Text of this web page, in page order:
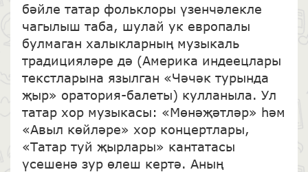
бәйле татар фольклоры үзенчәлекле
чагылыш таба, шулай ук европалы
булмаган халыкларның музыкаль
традицияләре дә (Америка индеецлары
текстларына язылган «Чәчәк турында
җыр» оратория-балеты) кулланыла. Ул
татар хор музыкасы: «Мөнәҗәтләр» һәм
«Авыл көйләре» хор концертлары,
«Татар туй җырлары» кантатасы
үсешенә зур өлеш кертә. Аның